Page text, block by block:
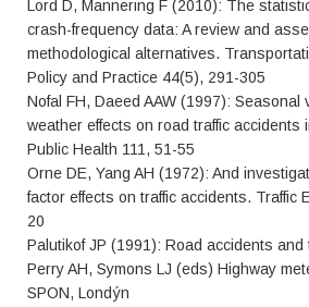
Lord D, Mannering F (2010): The
crash-frequency data: A review and
methodological alternatives.
Policy and Practice 44(5), 291-305
Nofal FH, Daeed AAW (1997): Seasonal
weather effects on road traffic accidents
Public Health 111, 51-55
Orne DE, Yang AH (1972): And
factor effects on traffic accidents. Traffic
20
Palutikof JP (1991): Road accidents and
Perry AH, Symons LJ (eds) Highway
SPON, Londýn